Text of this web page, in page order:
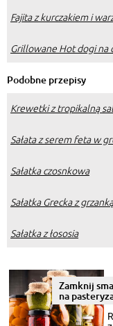
Fajita z kurczakiem i
Grillowane Hot dogi na
Podobne przepisy
Krewetki z tropikalną
Sałata z serem feta w
Sałatka czosnkowa
Sałatka Grecka z grzanką
Sałatka z łososia
Zamknij
na